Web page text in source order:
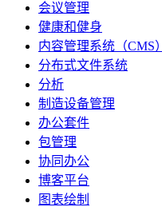
会议管理
健康和健身
内容管理系统（CMS）
分布式文件系统
分析
制造设备管理
办公套件
包管理
协同办公
博客平台
图表绘制